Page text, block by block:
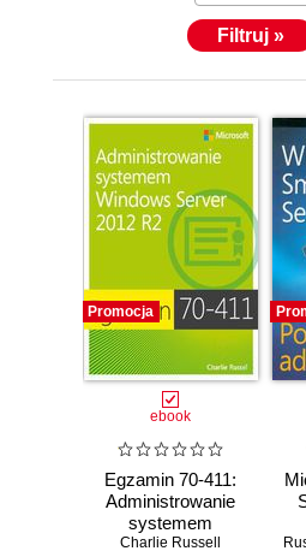
Filtruj »
Promocja
ebook
Egzamin 70-411:
Administrowanie
systemem
Windows Server
Charlie Russell